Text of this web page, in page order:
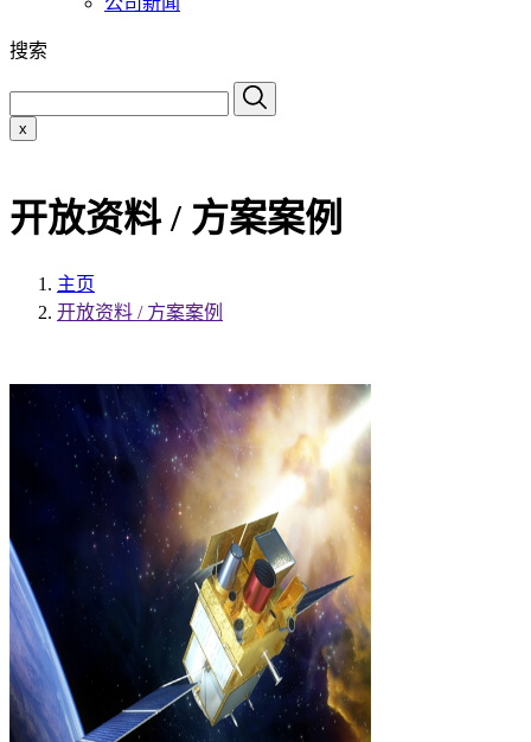
搜索
x
开放资料 / 方案案例
主页
开放资料 / 方案案例